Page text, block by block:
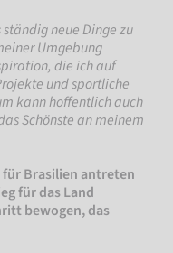
neue Dinge zu
Umgebung
die ich auf
und sportliche
kann hoffentlich auch
Schönste an meinem
Brasilien antreten
für das Land
bewogen, das